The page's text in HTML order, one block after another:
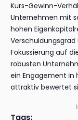
Kurs-Gewinn-
Unternehmen mit
hohen
Fokussierung auf
robusten
ein Engagement in
attraktiv bewertet
Tags: